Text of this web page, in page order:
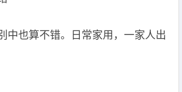
中也算不错。日常家用，一家人出